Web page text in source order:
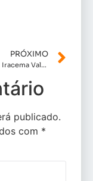
PRÓXIMO
Bruno Silva, Iracema Vale , Orleans Brandão , Glaubert Cutrim e outros convidados participaram de evento da Assembleia De Deus em Coelho Neto
publicado.
com *